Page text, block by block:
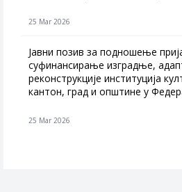
25 Mar 2026
Јавни позив за подношење
суфинансирање изградње,
реконструкције институција
кантон, град и општине у
25 Mar 2026